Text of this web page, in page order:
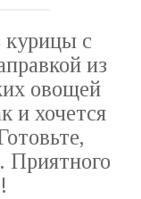
курицы с
из
овощей
и хочется
Приятного